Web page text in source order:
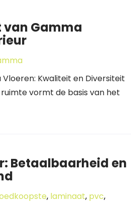
van Gamma
Kwaliteit en Diversiteit
vormt de basis van het
Betaalbaarheid en
, laminaat, pvc,